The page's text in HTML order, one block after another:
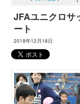
JFAユニクロ
ート
2018年12月18日